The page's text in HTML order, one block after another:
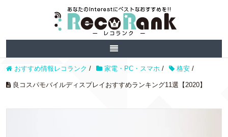
おすすめ情報レコランク / 家電・PC・スマホ / 格安 /
良コスパモバイルディスプレイおすすめランキング11選【2020】